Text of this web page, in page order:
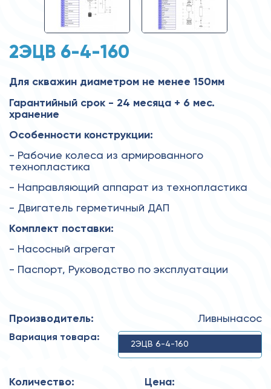
2ЭЦВ 6-4-160
Для скважин диаметром не менее 150мм
Гарантийный срок - 24 месяца + 6 мес.
хранение
Особенности конструкции:
- Рабочие колеса из армированного
технопластика
- Направляющий аппарат из технопластика
- Двигатель герметичный ДАП
Комплект поставки:
- Насосный агрегат
- Паспорт, Руководство по эксплуатации
Производитель: Ливнынасос
Вариация товара:
2ЭЦВ 6-4-160
Количество: Цена: